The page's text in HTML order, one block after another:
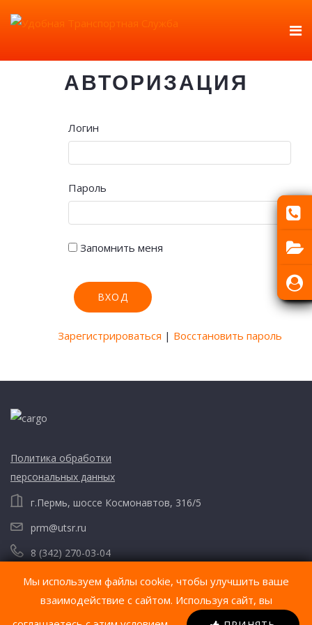
АВТОРИЗАЦИЯ
Логин
Пароль
Запомнить меня
Зарегистрироваться | Восстановить пароль
Политика обработки
персональных данных
г.Пермь, шоссе Космонавтов, 316/5
prm@utsr.ru
8 (342) 270-03-04
Мы используем файлы cookie, чтобы улучшить ваше
взаимодействие с сайтом. Используя сайт, вы